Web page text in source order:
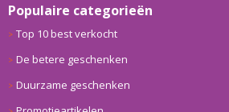
Populaire categorieën
Top 10 best verkocht
De betere geschenken
Duurzame geschenken